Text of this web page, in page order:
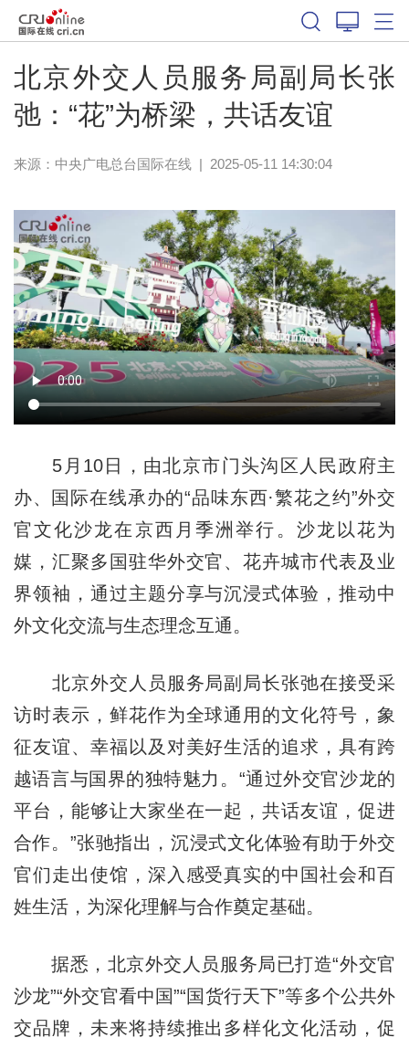
北京外交人员服务局副局长张
弛：“花”为桥梁，共话友谊
来源：中央广电总台国际在线| 2025-05-11 14:30:04
5月10日，由北京市门头沟区人民政府主
办、国际在线承办的“品味东西·繁花之约”外交
官文化沙龙在京西月季洲举行。沙龙以花为
媒，汇聚多国驻华外交官、花卉城市代表及业
界领袖，通过主题分享与沉浸式体验，推动中
外文化交流与生态理念互通。
北京外交人员服务局副局长张弛在接受采
访时表示，鲜花作为全球通用的文化符号，象
征友谊、幸福以及对美好生活的追求，具有跨
越语言与国界的独特魅力。“通过外交官沙龙的
平台，能够让大家坐在一起，共话友谊，促进
合作。”张驰指出，沉浸式文化体验有助于外交
官们走出使馆，深入感受真实的中国社会和百
姓生活，为深化理解与合作奠定基础。
据悉，北京外交人员服务局已打造“外交官
沙龙”“外交官看中国”“国货行天下”等多个公共外
交品牌，未来将持续推出多样化文化活动，促